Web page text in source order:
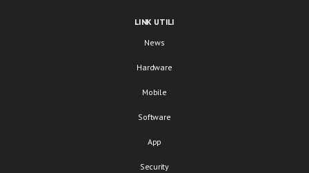
LINK UTILI
News
Hardware
Mobile
Software
App
Security